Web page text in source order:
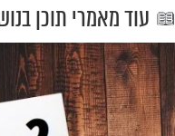
טוב וחסד"